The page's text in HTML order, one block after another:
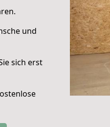
und
sich erst